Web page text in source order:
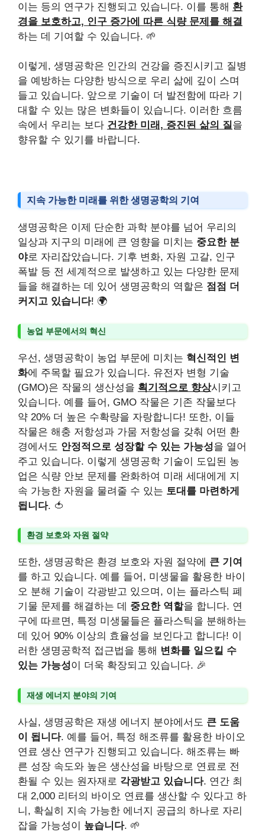
이는 등의 연구가 진행되고 있습니다. 이를 통해 환
경을 보호하고, 인구 증가에 따른 식량 문제를 해결
하는 데 기여할 수 있습니다. 🌱
이렇게, 생명공학은 인간의 건강을 증진시키고 질병
을 예방하는 다양한 방식으로 우리 삶에 깊이 스며
들고 있습니다. 앞으로 기술이 더 발전함에 따라 기
대할 수 있는 많은 변화들이 있습니다. 이러한 흐름
속에서 우리는 보다 건강한 미래, 증진된 삶의 질을
향유할 수 있기를 바랍니다.
지속 가능한 미래를 위한 생명공학의 기여
생명공학은 이제 단순한 과학 분야를 넘어 우리의
일상과 지구의 미래에 큰 영향을 미치는 중요한 분
야로 자리잡았습니다. 기후 변화, 자원 고갈, 인구
폭발 등 전 세계적으로 발생하고 있는 다양한 문제
들을 해결하는 데 있어 생명공학의 역할은 점점 더
커지고 있습니다! 🌍
농업 부문에서의 혁신
우선, 생명공학이 농업 부문에 미치는 혁신적인 변
화에 주목할 필요가 있습니다. 유전자 변형 기술
(GMO)은 작물의 생산성을 획기적으로 향상시키고
있습니다. 예를 들어, GMO 작물은 기존 작물보다
약 20% 더 높은 수확량을 자랑합니다! 또한, 이들
작물은 해충 저항성과 가뭄 저항성을 갖춰 어떤 환
경에서도 안정적으로 성장할 수 있는 가능성을 열어
주고 있습니다. 이렇게 생명공학 기술이 도입된 농
업은 식량 안보 문제를 완화하여 미래 세대에게 지
속 가능한 자원을 물려줄 수 있는 토대를 마련하게
됩니다. 🍅
환경 보호와 자원 절약
또한, 생명공학은 환경 보호와 자원 절약에 큰 기여
를 하고 있습니다. 예를 들어, 미생물을 활용한 바이
오 분해 기술이 각광받고 있으며, 이는 플라스틱 폐
기물 문제를 해결하는 데 중요한 역할을 합니다. 연
구에 따르면, 특정 미생물들은 플라스틱을 분해하는
데 있어 90% 이상의 효율성을 보인다고 합니다! 이
러한 생명공학적 접근법을 통해 변화를 일으킬 수
있는 가능성이 더욱 확장되고 있습니다. 🎉
재생 에너지 분야의 기여
사실, 생명공학은 재생 에너지 분야에서도 큰 도움
이 됩니다. 예를 들어, 특정 해조류를 활용한 바이오
연료 생산 연구가 진행되고 있습니다. 해조류는 빠
른 성장 속도와 높은 생산성을 바탕으로 연료로 전
환될 수 있는 원자재로 각광받고 있습니다. 연간 최
대 2,000 리터의 바이오 연료를 생산할 수 있다고 하
니, 확실히 지속 가능한 에너지 공급의 하나로 자리
잡을 가능성이 높습니다. 🌱